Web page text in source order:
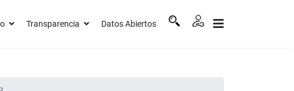
Transparencia Datos Abiertos